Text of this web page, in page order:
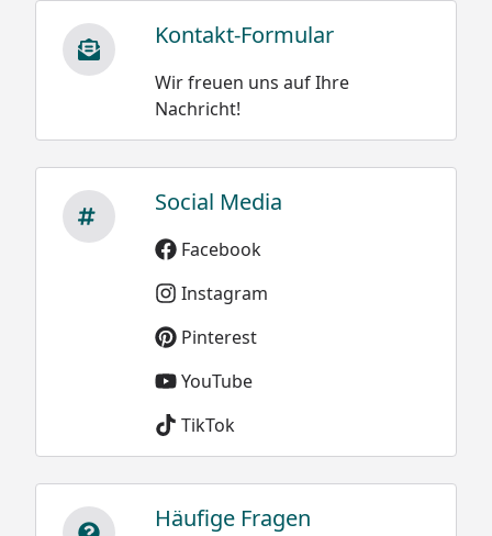
Kontakt-Formular
Wir freuen uns auf Ihre
Nachricht!
Social Media
Facebook
Instagram
Pinterest
YouTube
TikTok
Häufige Fragen